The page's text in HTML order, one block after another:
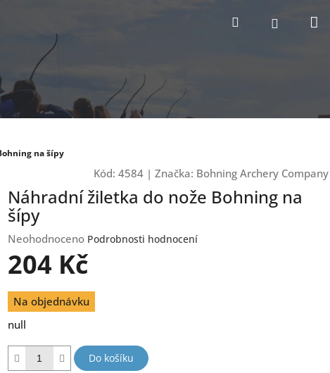
Hledat Přihlášení
na šípy
Kód: 4584 | Značka: Bohning Archery Company
Náhradní žiletka do nože Bohning na
šípy
Průměrné
hodnocení
produktu
0,0
z
5
Neohodnoceno Podrobnosti hodnocení
204 Kč
Měrná
cena:
Na objednávku
null
Do košíku